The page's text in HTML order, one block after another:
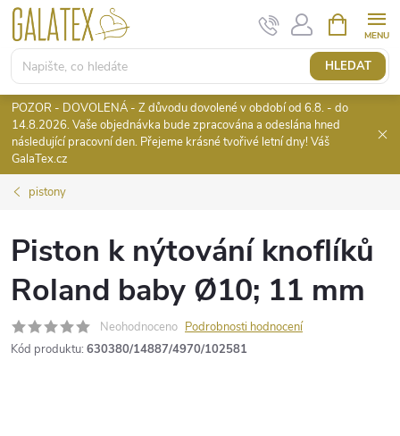
Přejít
obsah
HLEDAT
NÁKUPNÍ
KOŠÍK
POZOR - DOVOLENÁ - Z důvodu dovolené v období od 6.8. - do
14.8.2026. Vaše objednávka bude zpracována a odeslána hned
následující pracovní den. Přejeme krásné tvořivé letní dny! Váš
GalaTex.cz
pistony
Piston k nýtování knoflíků
Roland baby Ø10; 11 mm
Neohodnoceno Podrobnosti hodnocení
Kód produktu: 630380/14887/4970/102581